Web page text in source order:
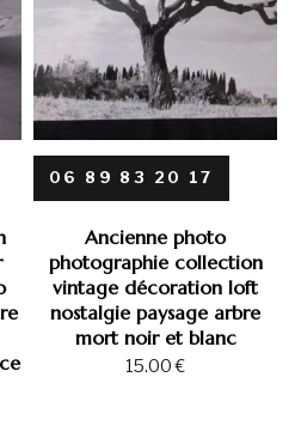
06 89 83 20 17
Ancienne photo
photographie collection
vintage décoration loft
nostalgie paysage arbre
mort noir et blanc
15.00€